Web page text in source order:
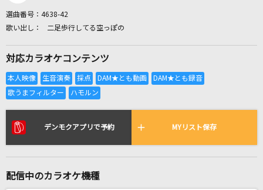
全国りれき
リアルタイムで歌われている曲の一覧
情熱
[生音]ブルーベリー・ナイツ
選曲番号： 4638-42
二足歩行してる空っぽの
対応カラオケコンテンツ
デンモクアプリで予約 MYリスト保存
配信中のカラオケ機種